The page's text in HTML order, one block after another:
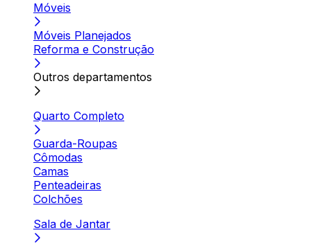
Móveis
Móveis Planejados
Reforma e Construção
Outros departamentos
Quarto Completo
Guarda-Roupas
Cômodas
Camas
Penteadeiras
Colchões
Sala de Jantar